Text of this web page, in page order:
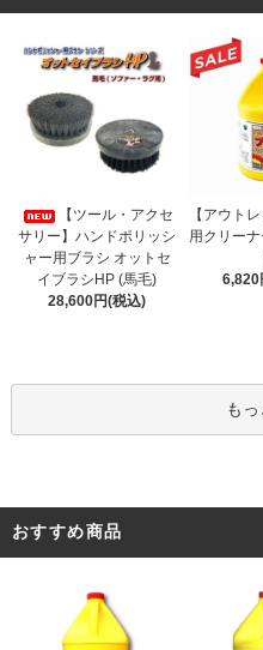
【ツール・アクセ
サリー】ハンドポリッシ
ャー用ブラシ オットセ
イブラシHP (馬毛)
28,600円(税込)
【アウト
用クリー
6,820
も
おすすめ商品